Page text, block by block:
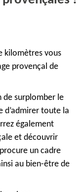
kilomètresvous
provençal de
de surplomber le
d’admirer toute la
également
et découvrir
procure un cadre
au bien-être de